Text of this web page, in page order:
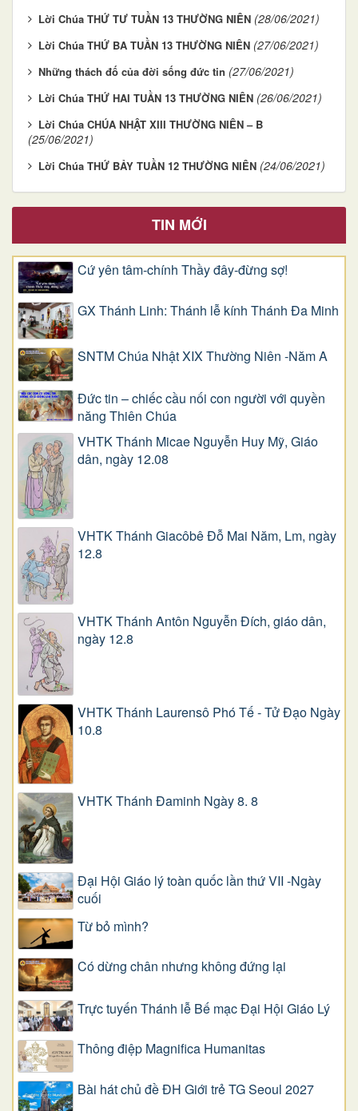
Lời Chúa THỨ TƯ TUẦN 13 THƯỜNG NIÊN (28/06/2021)
Lời Chúa THỨ BA TUẦN 13 THƯỜNG NIÊN (27/06/2021)
Những thách đố của đời sống đức tin (27/06/2021)
Lời Chúa THỨ HAI TUẦN 13 THƯỜNG NIÊN (26/06/2021)
Lời Chúa CHÚA NHẬT XIII THƯỜNG NIÊN – B
(25/06/2021)
Lời Chúa THỨ BẢY TUẦN 12 THƯỜNG NIÊN (24/06/2021)
TIN MỚI
Cứ yên tâm-chính Thầy đây-đừng sợ!
GX Thánh Linh: Thánh lễ kính Thánh Đa Minh
SNTM Chúa Nhật XIX Thường Niên -Năm A
Đức tin – chiếc cầu nối con người với quyền
năng Thiên Chúa
VHTK Thánh Micae Nguyễn Huy Mỹ, Giáo
dân, ngày 12.08
VHTK Thánh Giacôbê Ðỗ Mai Năm, Lm, ngày
12.8
VHTK Thánh Antôn Nguyễn Ðích, giáo dân,
ngày 12.8
VHTK Thánh Laurensô Phó Tế - Tử Đạo Ngày
10.8
VHTK Thánh Đaminh Ngày 8. 8
Đại Hội Giáo lý toàn quốc lần thứ VII -Ngày
cuối
Từ bỏ mình?
Có dừng chân nhưng không đứng lại
Trực tuyến Thánh lễ Bế mạc Đại Hội Giáo Lý
Thông điệp Magnifica Humanitas
Bài hát chủ đề ĐH Giới trẻ TG Seoul 2027